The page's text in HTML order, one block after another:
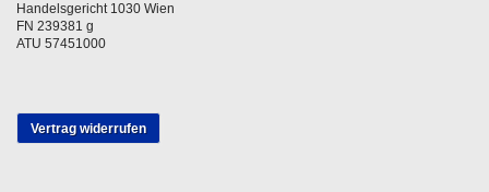
Handelsgericht 1030 Wien
FN 239381 g
ATU 57451000
Vertrag widerrufen